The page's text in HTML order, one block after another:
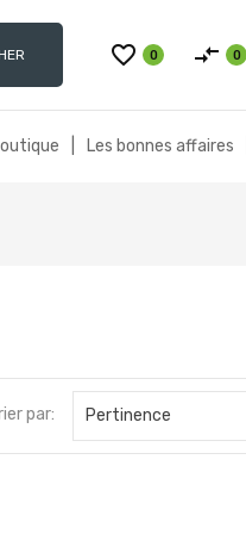
compare_arrows 0
favorite_border 0
Les bonnes affaires
par: Pertinence